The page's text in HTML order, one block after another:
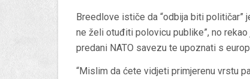
Breedlove ističe da “odbija biti političar”
ne želi otuđiti polovicu publike”, no
predani NATO savezu te upoznati s
“Mislim da ćete vidjeti primjerenu vrstu